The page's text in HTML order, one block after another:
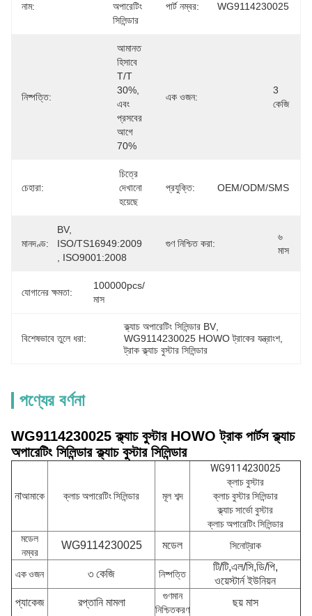
নাম:
অপারেটিং
সিলিন্ডার
পার্ট নম্বর: WG9114230025
নিষ্পত্তি:
আমানত
হিসাবে
T/T
30%,
এবং
প্রসবের
আগে
70%
এক ওজন:
3
কেজি
চেহারা:
চিত্রে
দেখানো
হয়েছে
প্রযুক্তি: OEM/ODM/SMS
মানদণ্ড:
BV,
ISO/TS16949:2009
, ISO9001:2008
গুণ নিশ্চিত করা:
৬
মাস
যোগানের ক্ষমতা:
100000pcs/
মাস
বিশেষভাবে তুলে ধরা:
ক্ল্যাচ অপারেটিং সিলিন্ডার BV
WG9114230025 HOWO ট্রাকের যন্ত্রাংশ,
ট্রাক ক্ল্যাচ বুস্টার সিলিন্ডার
পণ্যের বর্ণনা
WG9114230025 ক্ল্যাচ বুস্টার HOWO ট্রাক পার্টস ক্ল্যাচ
অপারেটিং সিলিন্ডার ক্ল্যাচ বুস্টার সিলিন্ডার
নাআমাকে ক্লাচ অপারেটিং সিলিন্ডার মূল শব্দ
WG9114230025
ক্লাচ বুস্টার
ক্লাচ বুস্টার সিলিন্ডার
ক্ল্যাচ সার্ভো বুস্টার
ক্লাচ অপারেটিং সিলিন্ডার
মডেল
নম্বর
WG9114230025 মডেল সিনোট্রাক
এক ওজন ৩ কেজি নিষ্পত্তি
টি/টি,এল/সি,ডি/পি,
ওয়েস্টার্ন ইউনিয়ন
প্যাকেজ
রপ্তানি মামলা
গুণমান
নিশ্চিতকরণ
ছয় মাস